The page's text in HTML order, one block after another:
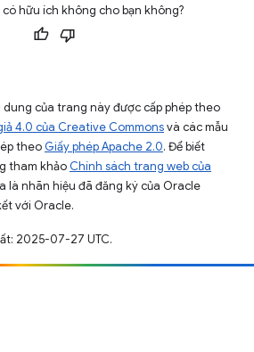
hữu ích không cho bạn không?
dung của trang này được cấp phép theo
4.0 của Creative Commonsvà các mẫu
theo Giấy phép Apache 2.0. Để biết
tham khảo Chính sách trang web của
là nhãn hiệu đã đăng ký của Oracle
với Oracle.
2025-07-27 UTC.